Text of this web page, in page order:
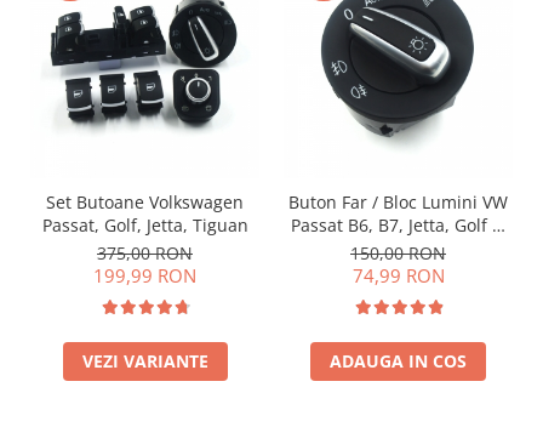
Set Butoane Volkswagen
Passat, Golf, Jetta, Tiguan
375,00 RON
199,99 RON
VEZI VARIANTE
Buton Far / Bloc Lumini VW
Passat B6, B7, Jetta, Golf V,
Golf VI Tiguan, Touran,
Touareg
150,00 RON
74,99 RON
ADAUGA IN COS